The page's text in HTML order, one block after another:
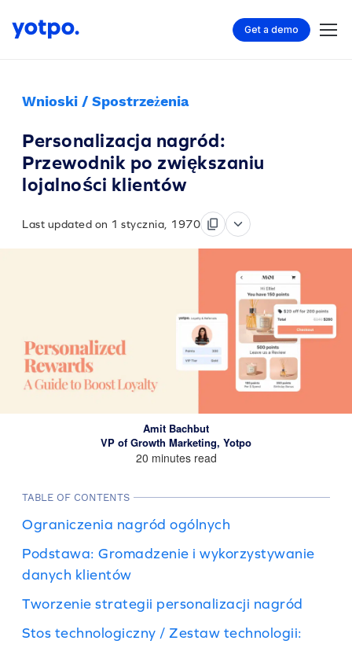
Get a demo
Wnioski / Spostrzeżenia
Personalizacja nagród:
Przewodnik po zwiększaniu
lojalności klientów
Last updated on 1 stycznia, 1970
Amit Bachbut
VP of Growth Marketing, Yotpo
20 minutes read
TABLE OF CONTENTS
Ograniczenia nagród ogólnych
Podstawa: Gromadzenie i wykorzystywanie
danych klientów
Tworzenie strategii personalizacji nagród
Stos technologiczny / Zestaw technologii: